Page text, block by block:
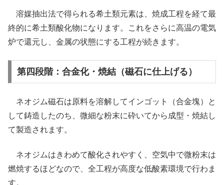
溶媒抽出法で得られる希土類元素は、焼成工程を経て最
終的に希土類酸化物になります。これをさらに高温の電気
炉で還元し、金属の状態にする工程が続きます。
第四段階：合金化・焼結（磁石に仕上げる）
ネオジム磁石は原料を溶解してインゴット（合金塊）と
して鋳造したのち、微細な粉末に砕いてから成型・焼結し
て製造されます。
ネオジムはきわめて酸化されやすく、空気中で微粉末は
燃焼するほどなので、全工程が高度な低酸素環境で行わま
す。